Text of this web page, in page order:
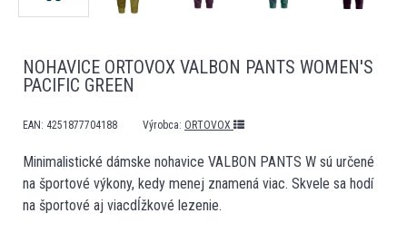
NOHAVICE ORTOVOX VALBON PANTS WOMEN'S
PACIFIC GREEN
EAN: 4251877704188 Výrobca: ORTOVOX
Minimalistické dámske nohavice VALBON PANTS W sú určené
na športové výkony, kedy menej znamená viac. Skvele sa hodí
na športové aj viacdĺžkové lezenie.